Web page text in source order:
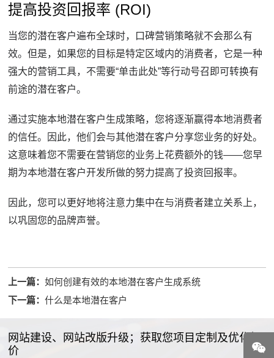
提高投资回报率 (ROI)
当您的潜在客户遍布全球时，口碑营销策略就不会那么有
效。但是，如果您的目标是特定区域内的消费者，它是一种
强大的营销工具，不需要“单击此处”等行动号召即可转换有
前途的潜在客户。
通过实施本地潜在客户生成策略，您将逐渐赢得本地消费者
的信任。
因此，他们会与其他潜在客户分享您业务的好处。
这意味着您不需要在营销您的业务上花费额外的钱——您早
期为本地潜在客户开发所做的努力提高了投资回报率。
因此，您可以更好地将注意力集中在与消费者建立关系上，
以巩固您的品牌声誉。
上一篇：如何创建有效的本地潜在客户生成系统
下一篇：什么是本地潜在客户
网站建设、网站改版升级；获取您项目定制及优化报
价